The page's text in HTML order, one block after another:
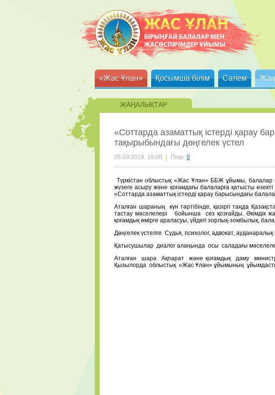
«Жас Ұлан» Қосымша білім Сәлем
ЖАҢАЛЫҚТАР
«Соттарда азаматтық істерді қарау
тақырыбындағы дөңгелек үстел
05.09.2019, 18:00 Пікір: 0
Түркістан облыстық «Жас Ұлан» ББЖ ұйымы, балалар
жүзеге асыру және қоғамдағы балаларға қатысты
«Соттарда азаматтық істерді қарау барысындағы
Аталған шараның күн тәртібінде, қазіргі таңда
тастау мәселелері бойынша сөз қозғайды. Әкімдік
қоғамдық өмірге араласуы, үйдегі зорлық-зомбылық,
Дөңгелек үстелге Судья, психолог, адвокат,
Қатысушылар диалог алаңында осы саладағы
Аталған шара Ақпарат және қоғамдық даму
Қызылорда облыстық «Жас Ұлан» ұйымының